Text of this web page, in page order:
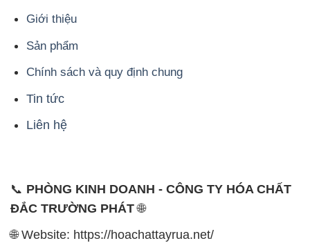
Giới thiệu
Sản phẩm
Chính sách và quy định chung
Tin tức
Liên hệ
📞 PHÒNG KINH DOANH - CÔNG TY HÓA CHẤT
ĐẮC TRƯỜNG PHÁT🌐
🌐 Website: https://hoachattayrua.net/